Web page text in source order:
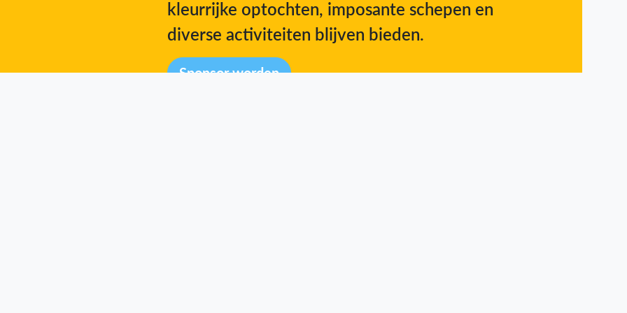
kleurrijke optochten, imposante schepen en
diverse activiteiten blijven bieden.
Sponsor worden